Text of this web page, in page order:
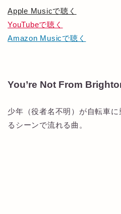
Apple Musicで聴く
YouTubeで聴く
Amazon Musicで聴く
You’re Not From
少年（役者名不明）が自転車
るシーンで流れる曲。